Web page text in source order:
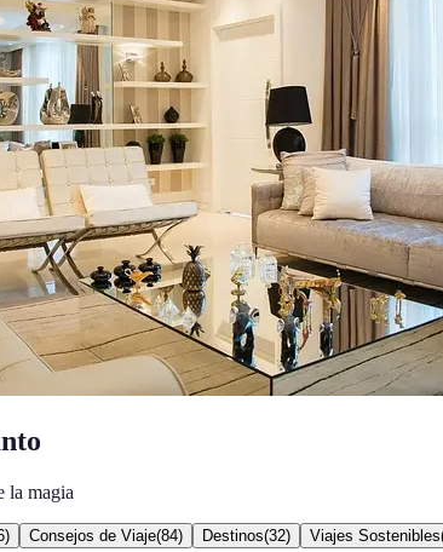
la magia
) Consejos de Viaje(84) Destinos(32) Viajes Sostenibles